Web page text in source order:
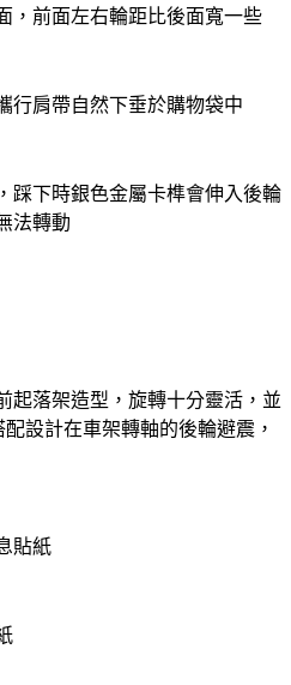
，前面左右輪距比後面寬一些
行肩帶自然下垂於購物袋中
踩下時銀色金屬卡榫會伸入後輪
法轉動
起落架造型，旋轉十分靈活，並
配設計在車架轉軸的後輪避震，
貼紙